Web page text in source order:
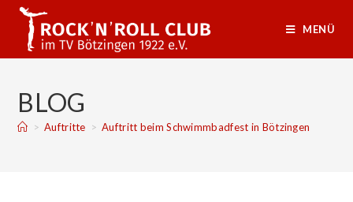
MENÜ
BLOG
> Auftritte > Auftritt beim Schwimmbadfest in Bötzingen